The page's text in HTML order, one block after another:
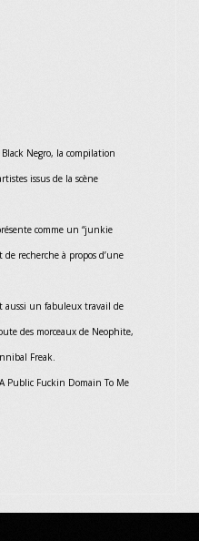
Negro, la compilation
issus de la scène
comme un “junkie
recherche à propos d’une
aussi un fabuleux travail de
des morceaux de Neophite,
Freak.
Public Fuckin Domain To Me